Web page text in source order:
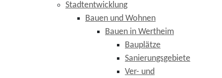
Stadtentwicklung
Bauen und Wohnen
Bauen in Wertheim
Bauplätze
Sanierungsgebiete
Ver- und